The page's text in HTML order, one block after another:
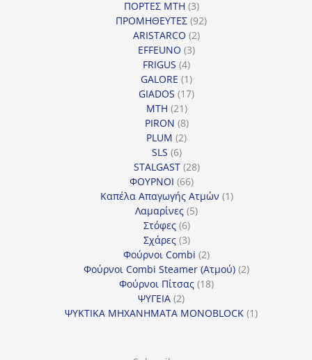
προϊόντα
ΠΟΡΤΕΣ MTH 33
προϊόντα
ΠΡΟΜΗΘΕΥΤΕΣ 9292
ARISTARCO 22
EFFEUNO 33
FRIGUS 44
προϊόντα
GALORE 11
προϊόν
GIADOS 1717
MTH 2121
προϊόντα
PIRON 88
προϊόντα
PLUM 22
SLS 66
προϊόντα
STALGAST 2828
ΦΟΥΡΝΟΙ 6666
προϊόντα
Καπέλα Απαγωγής Ατμών 11
Λαμαρίνες 55
Στόφες 66
προϊόντα
Σχάρες 33
προϊόντα
Φούρνοι Combi 22
προϊόντα
Φούρνοι Combi Steamer (Ατμού) 22
Φούρνοι Πίτσας 1818
ΨΥΓΕΙΑ 22
προϊόντα
ΨΥΚΤΙΚΑ ΜΗΧΑΝΗΜΑΤΑ MONOBLOCK 11